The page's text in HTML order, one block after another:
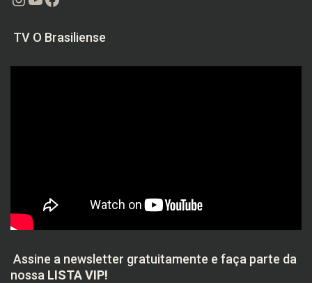
TV O Brasiliense
Assine a newsletter gratuitamente e faça parte da
nossa LISTA VIP!